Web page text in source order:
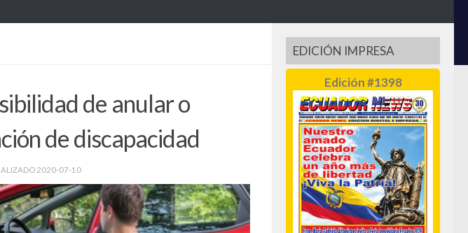
de anular o
de discapacidad
2020-07-10
EDICIÓN IMPRESA
Edición #1398